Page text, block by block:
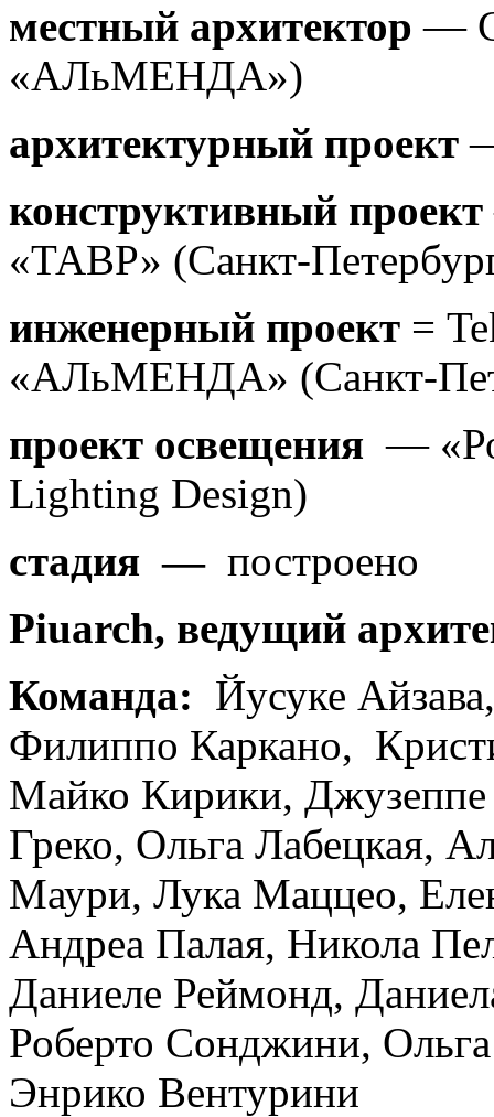
местный архитектор —
«АЛьМЕНДА»)
архитектурный проект
конструктивный проект
«ТАВР» (Санкт-
инженерный проект =
«АЛьМЕНДА» (Санкт-
проект освещения —
Lighting Design)
стадия — построено
Piuarch, ведущий
Команда: Йусуке
Филиппо Каркано,
Майко Кирики,
Греко, Ольга Лабецкая,
Маури, Лука Маццео,
Андреа Палая, Никола
Даниеле Реймонд,
Роберто Сонджини,
Энрико Вентурини